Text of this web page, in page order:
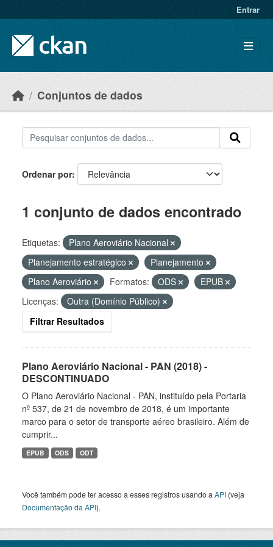
Entrar
Conjuntos de dados
Ordenar por
1 conjunto de dados encontrado
Etiquetas:
Plano Aeroviário Nacional
Planejamento estratégico
Planejamento
Plano Aeroviário
Formatos: ODS
EPUB
Licenças:
Outra (Domínio Público)
Filtrar Resultados
Plano Aeroviário Nacional - PAN (2018) -
DESCONTINUADO
O Plano Aeroviário Nacional - PAN, instituído pela Portaria
nº 537, de 21 de novembro de 2018, é um importante
marco para o setor de transporte aéreo brasileiro. Além de
cumprir...
EPUB ODS ODT
Você também pode ter acesso a esses registros usando a API (veja
Documentação da API).